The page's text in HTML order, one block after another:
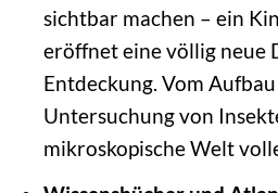
sichtbar machen – ein
eröffnet eine völlig neue
Entdeckung. Vom
Untersuchung von
mikroskopische Welt